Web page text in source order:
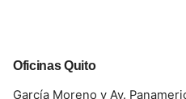
Oficinas Quito
García Moreno y Av.